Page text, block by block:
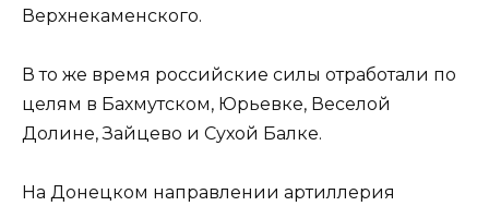
Верхнекаменского.
В то же время российские силы отработали по
целям в Бахмутском, Юрьевке, Веселой
Долине, Зайцево и Сухой Балке.
На Донецком направлении артиллерия